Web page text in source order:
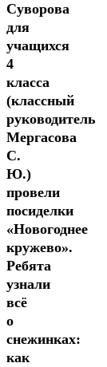
Суворова
для
учащихся
4
класса
(классный
руководитель
Мергасова
С.
Ю.)
провели
посиделки
«Новогоднее
кружево».
Ребята
узнали
всё
о
снежинках:
как